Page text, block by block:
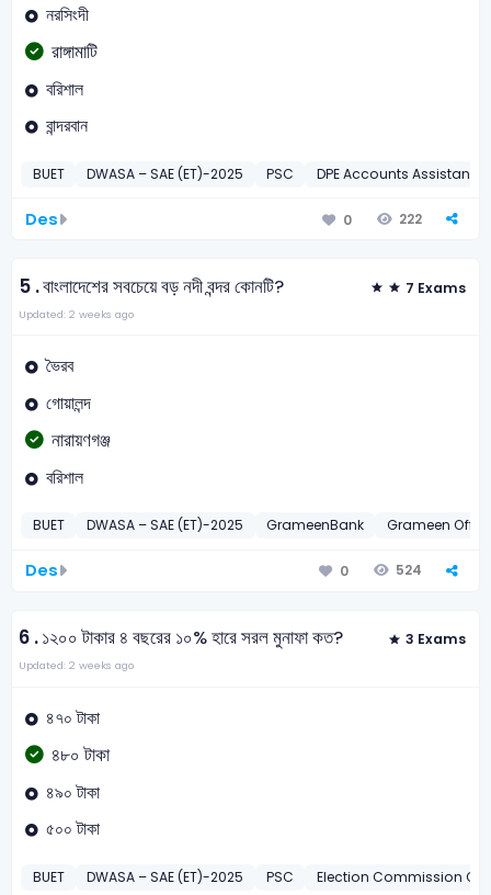
নরসিংদী
রাঙ্গামাটি
বরিশাল
বান্দরবান
BUET DWASA – SAE (ET)-2025 PSC DPE Accounts Assistant-
Des 0 222
5 .বাংলাদেশের সবচেয়ে বড় নদী বন্দর কোনটি? 7 Exams
Updated: 2 weeks ago
ভৈরব
গোয়ালন্দ
নারায়ণগঞ্জ
বরিশাল
BUET DWASA – SAE (ET)-2025 GrameenBank Grameen
Des 0 524
6 .১২০০ টাকার ৪ বছরের ১০% হারে সরল মুনাফা কত? 3 Exams
Updated: 2 weeks ago
৪৭০ টাকা
৪৮০ টাকা
৪৯০ টাকা
৫০০ টাকা
BUET DWASA – SAE (ET)-2025 PSC Election Commission